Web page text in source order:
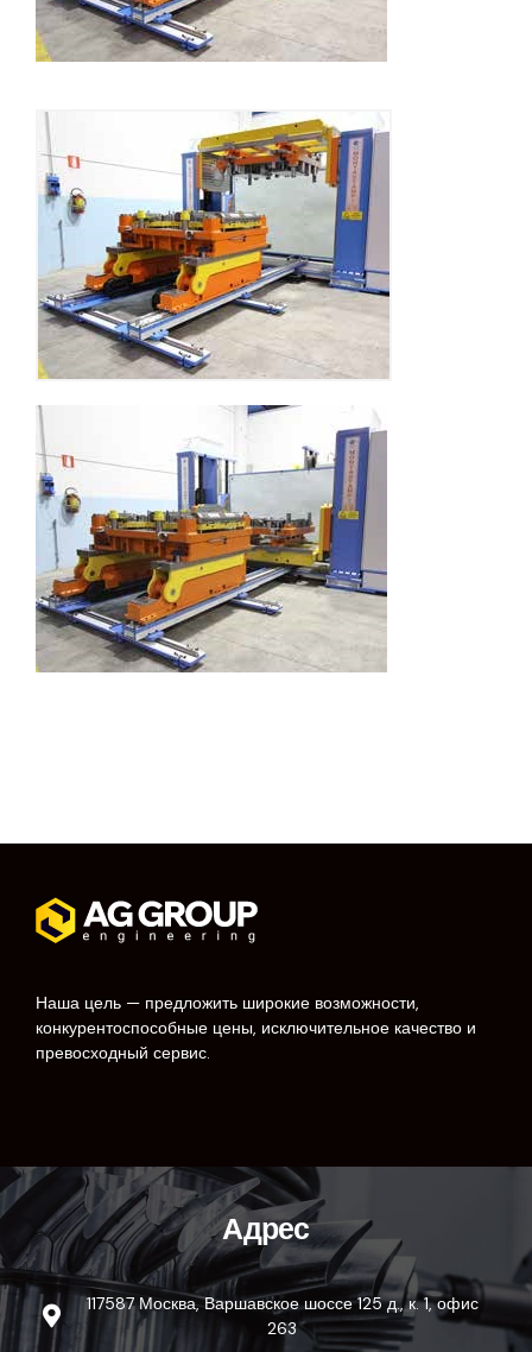
Наша цель — предложить широкие возможности,
конкурентоспособные цены, исключительное качество и
превосходный сервис.
Адрес
117587 Москва, Варшавское шоссе 125 д., к. 1, офис
263